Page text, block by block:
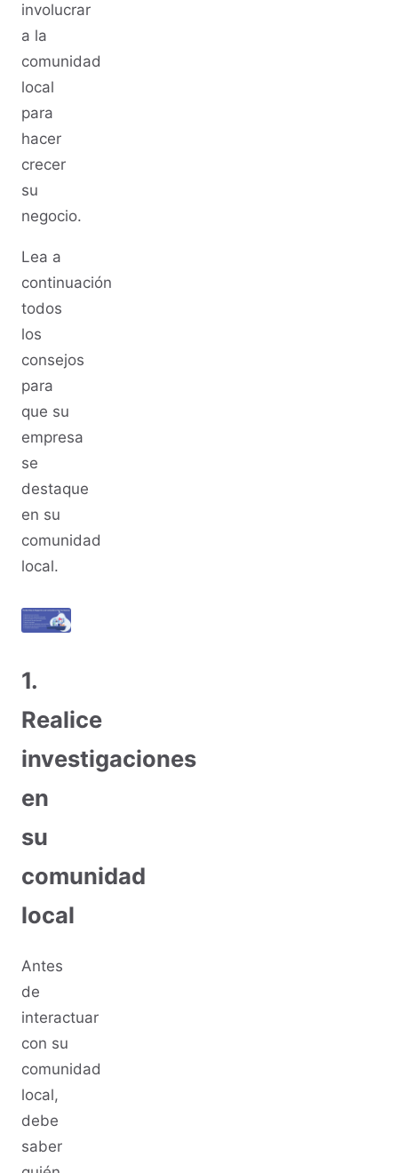
involucrar
a la
comunidad
local
para
hacer
crecer
su
negocio.
Lea a
continuación
todos
los
consejos
para
que su
empresa
se
destaque
en su
comunidad
local.
1.
Realice
investigaciones
en
su
comunidad
local
Antes
de
interactuar
con su
comunidad
local,
debe
saber